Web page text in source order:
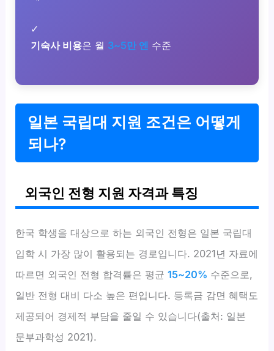
✓
기숙사 비용은 월 3~5만 엔 수준
일본 국립대 지원 조건은 어떻게
되나?
외국인 전형 지원 자격과 특징
한국 학생을 대상으로 하는 외국인 전형은 일본 국립대
입학 시 가장 많이 활용되는 경로입니다. 2021년 자료에
따르면 외국인 전형 합격률은 평균15~20% 수준으로,
일반 전형 대비 다소 높은 편입니다. 등록금 감면 혜택도
제공되어 경제적 부담을 줄일 수 있습니다(출처: 일본
문부과학성 2021).